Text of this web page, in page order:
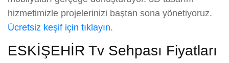
hizmetimizle projelerinizi baştan sona yönetiyoruz.
Ücretsiz keşif için tıklayın.
ESKİŞEHİR Tv Sehpası Fiyatları